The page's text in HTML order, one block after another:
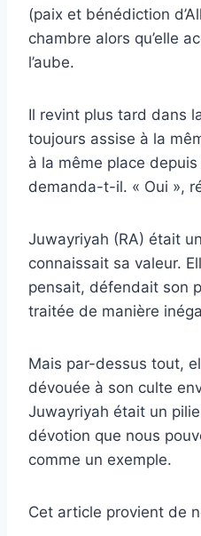
(paix et bénédiction
chambre alors qu’elle
l’aube.
Il revint plus tard dans
toujours assise à la
à la même place
demanda-t-il. « Oui »,
Juwayriyah (RA) était
connaissait sa valeur.
pensait, défendait son
traitée de manière
Mais par-dessus tout,
dévouée à son culte
Juwayriyah était un
dévotion que nous
comme un exemple.
Cet article provient de